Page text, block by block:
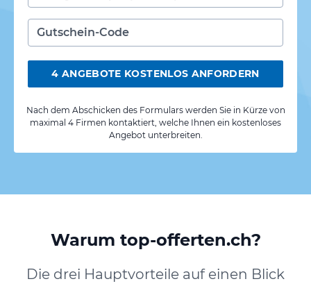
4 ANGEBOTE KOSTENLOS ANFORDERN
Nach dem Abschicken des Formulars werden Sie in Kürze von
maximal 4 Firmen kontaktiert, welche Ihnen ein kostenloses
Angebot unterbreiten.
Warum top-offerten.ch?
Die drei Hauptvorteile auf einen Blick